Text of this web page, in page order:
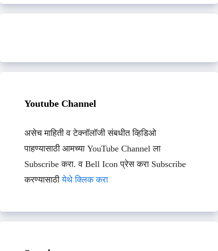
Youtube Channel
असेच माहिती व टेक्नॉलॉजी संबधीत व्हिडिओ
पाहण्यासाठी आमच्या YouTube Channel ला
Subscribe करा. व Bell Icon प्रेस करा Subscribe
करण्यासाठीयेथे क्लिक करा